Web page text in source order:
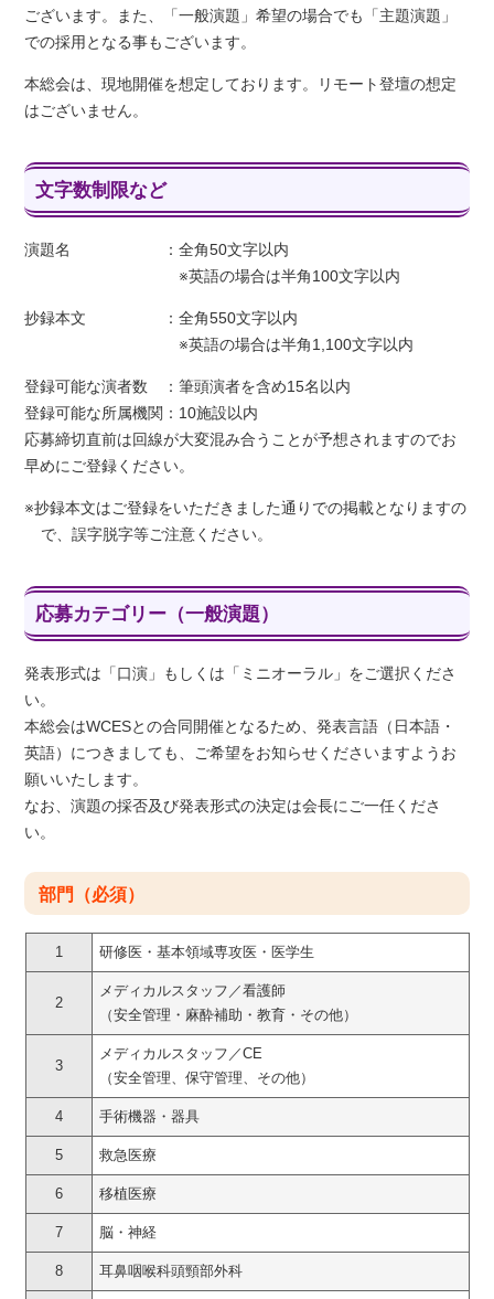
ございます。また、「一般演題」希望の場合でも「主題演題」
での採用となる事もございます。
本総会は、現地開催を想定しております。リモート登壇の想定
はございません。
文字数制限など
演題名 ：全角50文字以内
※英語の場合は半角100文字以内
抄録本文 ：全角550文字以内
※英語の場合は半角1,100文字以内
登録可能な演者数 ：筆頭演者を含め15名以内
登録可能な所属機関 ： 10施設以内
応募締切直前は回線が大変混み合うことが予想されますのでお
早めにご登録ください。
※抄録本文はご登録をいただきました通りでの掲載となりますの
で、誤字脱字等ご注意ください。
応募カテゴリー（一般演題）
発表形式は「口演」もしくは「ミニオーラル」をご選択くださ
い。
本総会はWCESとの合同開催となるため、発表言語（日本語・
英語）につきましても、ご希望をお知らせくださいますようお
願いいたします。
なお、演題の採否及び発表形式の決定は会長にご一任くださ
い。
部門（必須）
1 研修医・基本領域専攻医・医学生
2
メディカルスタッフ／看護師
（安全管理・麻酔補助・教育・その他）
3
メディカルスタッフ／CE
（安全管理、保守管理、その他）
4 手術機器・器具
5 救急医療
6 移植医療
7 脳・神経
8 耳鼻咽喉科頭頸部外科